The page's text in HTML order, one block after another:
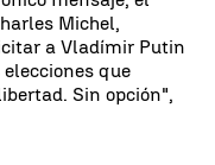
Michel,
a Vladímir Putin
que
Sin opción",